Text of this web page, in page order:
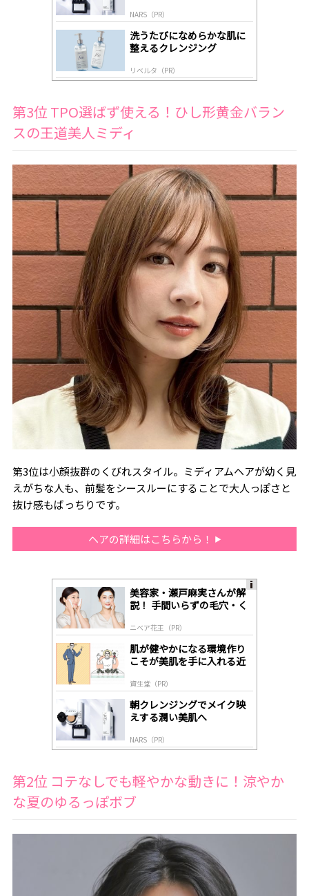
NARS（PR）
洗うたびになめらかな肌に
整えるクレンジング
リベルタ（PR）
第3位 TPO選ばず使える！ひし形黄金バラン
スの王道美人ミディ
第3位は小顔抜群のくびれスタイル。ミディアムヘアが幼く見
えがちな人も、前髪をシースルーにすることで大人っぽさと
抜け感もばっちりです。
ヘアの詳細はこちらから！
美容家・瀬戸麻実さんが解
説！ 手間いらずの毛穴・く
ニベア花王（PR）
肌が健やかになる環境作り
こそが美肌を手に入れる近
資生堂（PR）
朝クレンジングでメイク映
えする潤い美肌へ
NARS（PR）
第2位 コテなしでも軽やかな動きに！涼やか
な夏のゆるっぽボブ